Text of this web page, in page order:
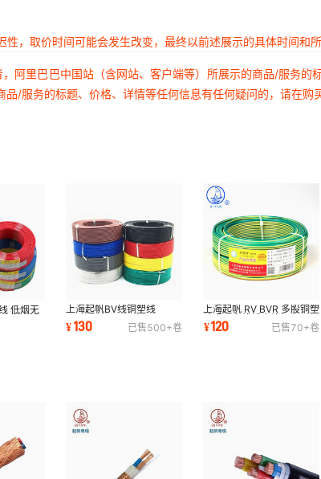
，取价时间可能会发生改变，最终以前述展示的具体时间和所
阿里巴巴中国站（含网站、客户端等）所展示的商品/服务
/服务的标题、价格、详情等任何信息有任何疑问的，请在
低烟无
上海起帆BV线铜塑线
NHBV ZRBV WDZN-YJY
阻燃塑铜线阻燃铜线
¥130 已售500+卷
上海起帆 RV BVR 多股铜塑
线照明电线插座线
BVR1.5BVR2.5BVR4平方
¥120 已售70+卷